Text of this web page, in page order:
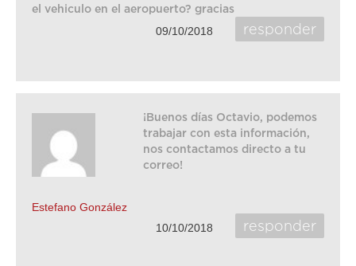
el vehiculo en el aeropuerto? gracias
responder
09/10/2018
Estefano González
¡Buenos días Octavio, podemos
trabajar con esta información,
nos contactamos directo a tu
correo!
responder
10/10/2018